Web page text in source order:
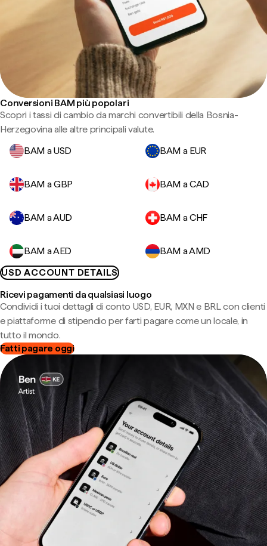
Conversioni BAM più popolari
Scopri i tassi di cambio da marchi convertibili della Bosnia-
Herzegovina alle altre principali valute.
BAM a USD
BAM a EUR
BAM a GBP BAM a CAD
BAM a AUD BAM a CHF
BAM a AED
BAM a AMD
USD ACCOUNT DETAILS
Ricevi pagamenti da qualsiasi luogo
Condividi i tuoi dettagli di conto USD, EUR, MXN e BRL con clienti
e piattaforme di stipendio per farti pagare come un locale, in
tutto il mondo.
Fatti pagare oggi